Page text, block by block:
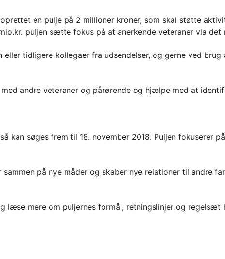
en pulje på 2 millioner kroner, som skal støtte
puljen sætte fokus på at anerkende veteraner via
tidligere kollegaer fra udsendelser, og gerne ved
andre veteraner og pårørende og hjælpe med at
kan søges frem til 18. november 2018. Puljen fokuserer
på nye måder og skaber nye relationer til andre
læse mere om puljernes formål, retningslinjer og regelsæt